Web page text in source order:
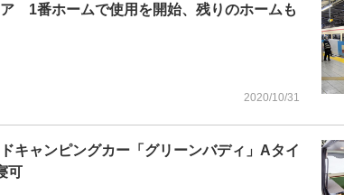
1番ホームで使用を開始、残りのホームも
2020/10/31
キャンピングカー「グリーンバディ」Aタイ
可